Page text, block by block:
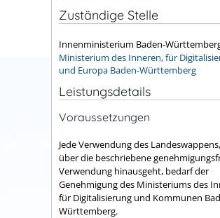
Zuständige Stelle
Innenministerium Baden-
Ministerium des Inneren, für
und Europa Baden-Württemberg
Leistungsdetails
Voraussetzungen
Jede Verwendung des
über die beschriebene
Verwendung hinausgeht, bedarf der
Genehmigung des Ministeriums des
für Digitalisierung und Kommunen
Württemberg.